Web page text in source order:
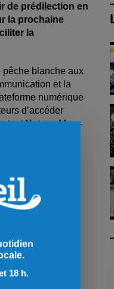
de prédilection en
la prochaine
la
pêche blanche aux
et la
numérique
d’accéder
Nature, Marc-
18 h.